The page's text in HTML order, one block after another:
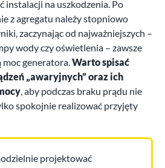
instalacji na uszkodzenia. Po
z agregatu należy stopniowo
zaczynając od najważniejszych –
wody czy oświetlenia – zawsze
moc generatora.Warto spisać
„awaryjnych” oraz ich
, aby podczas braku prądu nie
spokojnie realizować przyjęty
projektować